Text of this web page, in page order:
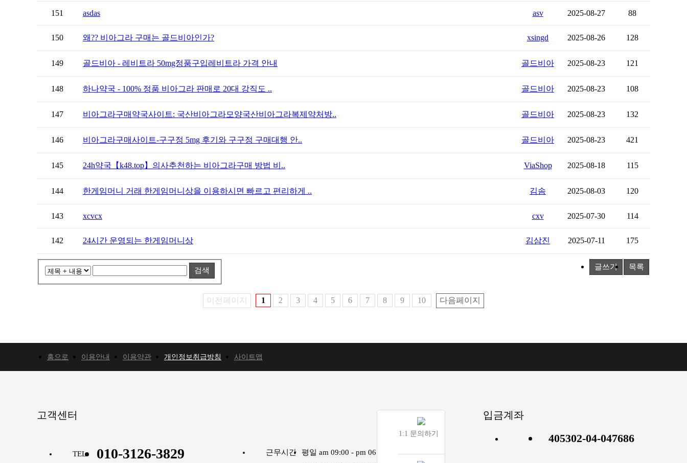
151 asdas asv 2025-08-27 88
150 왜?? 비아그라 구매는 골드비아인가? xsingd 2025-08-26 128
149 골드비아 - 레비트라 50mg정품구입레비트라 가격 안내 골드비아 2025-08-23 121
148 하나약국 - 100% 정품 비아그라 판매로 20대 강직도 .. 골드비아 2025-08-23 108
147 비아그라구매약국사이트: 국산비아그라모양국산비아그라복제약처방.. 골드비아 2025-08-23 132
146 비아그라구매사이트-구구정 5mg 후기와 구구정 구매대행 안.. 골드비아 2025-08-23 421
145 24h약국【k48.tоp】의사추천하는 비아그라구매 방법 비.. ViaShop 2025-08-18 115
144 한게임머니 거래 한게임머니상을 이용하시면 빠르고 편리하게 .. 김솜 2025-08-03 120
143 xcvcx cxv 2025-07-30 114
142 24시간 운영되는 한게임머니상 김삼진 2025-07-11 175
검색 글쓰기 목록
이전페이지 1 2 3 4 5 6 7 8 9 10 다음페이지
홈으로 이용안내 이용약관 개인정보취급방침 사이트맵
고객센터
TEL 010-3126-3829 근무시간
평일 am 09:00 - pm 06:00
1:1 문의하기
입금계좌
405302-04-047686